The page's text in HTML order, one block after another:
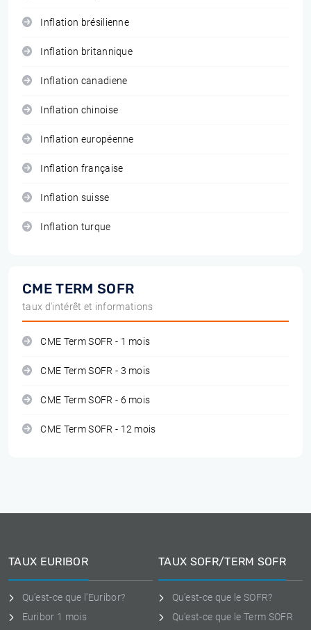
Inflation brésilienne
Inflation britannique
Inflation canadiene
Inflation chinoise
Inflation européenne
Inflation française
Inflation suisse
Inflation turque
CME TERM SOFR
taux d'intérêt et informations
CME Term SOFR - 1 mois
CME Term SOFR - 3 mois
CME Term SOFR - 6 mois
CME Term SOFR - 12 mois
TAUX EURIBOR
Qu'est-ce que l'Euribor?
Euribor 1 mois
TAUX SOFR/TERM SOFR
Qu'est-ce que le SOFR?
Qu'est-ce que le Term SOFR